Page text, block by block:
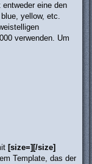
eine den
yellow, etc.
verwenden. Um
[size=][/size]
Template, das der